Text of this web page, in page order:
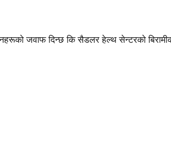
जवाफ दिन्छ कि सैडलर हेल्थ सेन्टरको